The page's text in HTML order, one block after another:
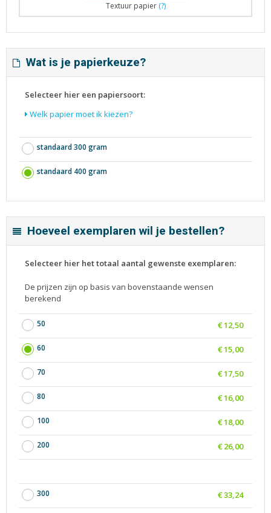
Textuur papier (?)
Wat is je papierkeuze?
Selecteer hier een papiersoort:
Welk papier moet ik kiezen?
standaard 300 gram
standaard 400 gram
Hoeveel exemplaren wil je bestellen?
Selecteer hier het totaal aantal gewenste exemplaren:
De prijzen zijn op basis van bovenstaande wensen
berekend
50
60
70
80
100
200
€ 12,50
€ 15,00
€ 17,50
€ 16,00
€ 18,00
€ 26,00
300 € 33,24